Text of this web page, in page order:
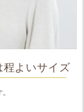
程よいサイズ